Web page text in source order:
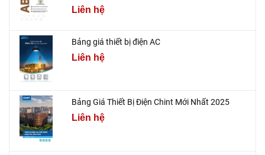
Liên hệ
Bảng giá thiết bị điện AC
Liên hệ
Bảng Giá Thiết Bị Điện Chint Mới Nhất 2025
Liên hệ